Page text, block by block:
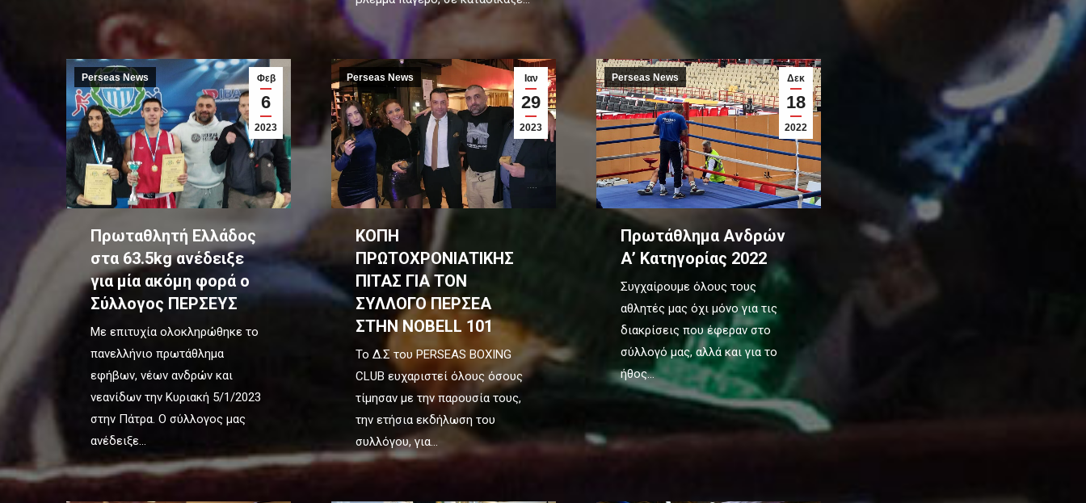
Φεβ
6
2023
Perseas News
Πρωταθλητή Ελλάδος
στα 63.5kg ανέδειξε
για μία ακόμη φορά ο
Σύλλογος ΠΕΡΣΕΥΣ
Με επιτυχία ολοκληρώθηκε το
πανελλήνιο πρωτάθλημα
εφήβων, νέων ανδρών και
νεανίδων την Κυριακή 5/1/2023
στην Πάτρα. Ο σύλλογος μας
ανέδειξε…
Ιαν
29
2023
Perseas News
ΚΟΠΗ
ΠΡΩΤΟΧΡΟΝΙΑΤΙΚΗΣ
ΠΙΤΑΣ ΓΙΑ ΤΟΝ
ΣΥΛΛΟΓΟ ΠΕΡΣΕΑ
ΣΤΗΝ NOBELL 101
Το Δ.Σ του PERSEAS BOXING
CLUB ευχαριστεί όλους όσους
τίμησαν με την παρουσία τους,
την ετήσια εκδήλωση του
συλλόγου, για…
Δεκ
18
2022
Perseas News
Πρωτάθλημα Ανδρών
Α’ Κατηγορίας 2022
Συγχαίρουμε όλους τους
αθλητές μας όχι μόνο για τις
διακρίσεις που έφεραν στο
σύλλογό μας, αλλά και για το
ήθος…